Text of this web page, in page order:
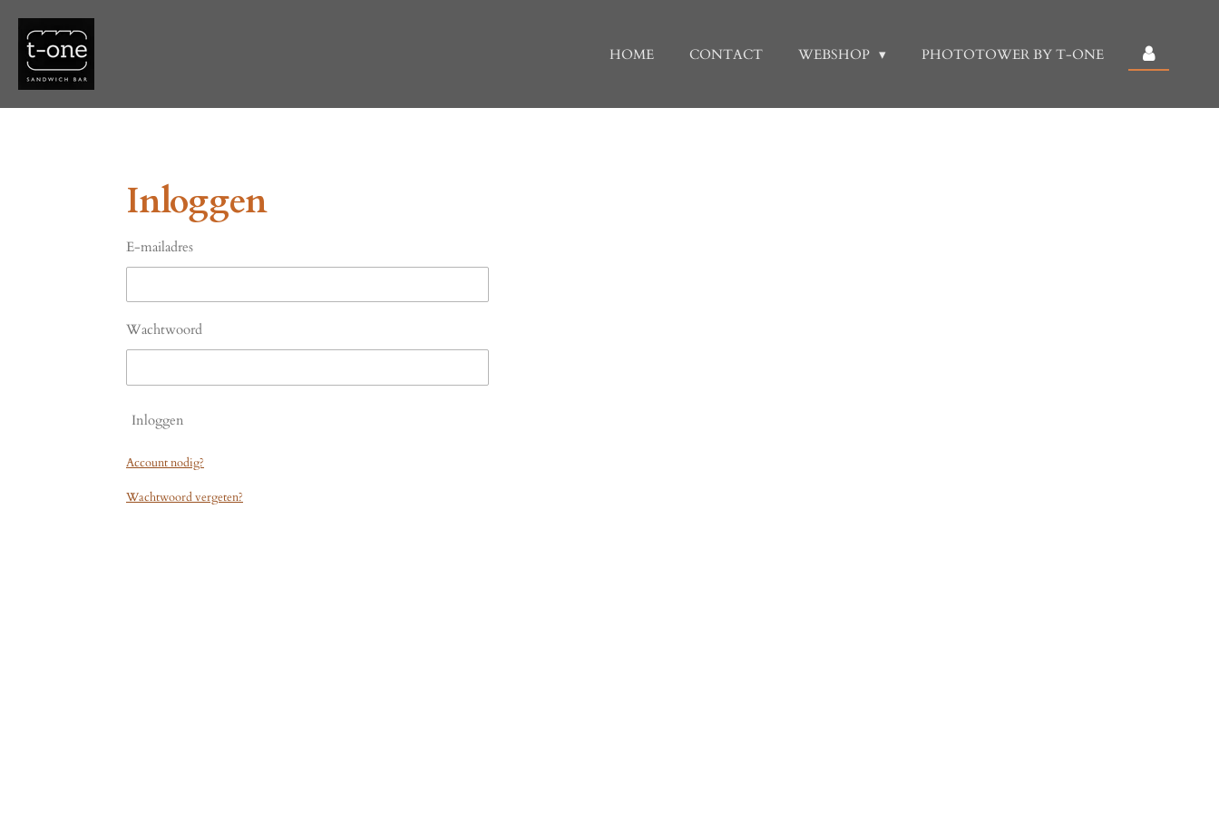
Ga
direct
naar
HOME CONTACT WEBSHOP PHOTOTOWER BY T-ONE
Inloggen
E-mailadres
Wachtwoord
Inloggen
Account nodig?
Wachtwoord vergeten?